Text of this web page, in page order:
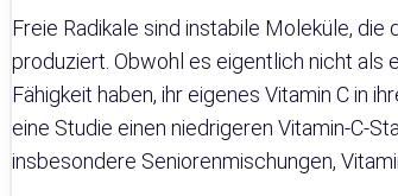
Freie Radikale sind instabile Moleküle,
produziert. Obwohl es eigentlich nicht
Fähigkeit haben, ihr eigenes Vitamin C in
eine Studie einen niedrigeren Vitamin-C-
insbesondere Seniorenmischungen,